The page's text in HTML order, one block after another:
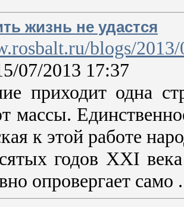
жизнь не удастся
blogs/
07/2013 17:37
приходит одна
массы.
к этой работе
годов XXI
опровергает само